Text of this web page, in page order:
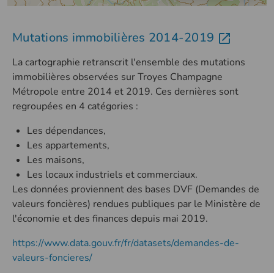
Mutations immobilières 2014-2019
La cartographie retranscrit l'ensemble des mutations
immobilières observées sur Troyes Champagne
Métropole entre 2014 et 2019. Ces dernières sont
regroupées en 4 catégories :
Les dépendances,
Les appartements,
Les maisons,
Les locaux industriels et commerciaux.
Les données proviennent des bases DVF (Demandes de
valeurs foncières) rendues publiques par le Ministère de
l'économie et des finances depuis mai 2019.
https://www.data.gouv.fr/fr/datasets/demandes-de-
valeurs-foncieres/